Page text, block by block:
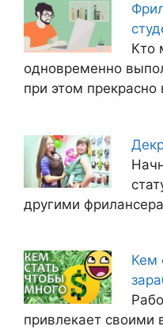
Кто
одновременно
при этом
другими
Кем
привлекает своими